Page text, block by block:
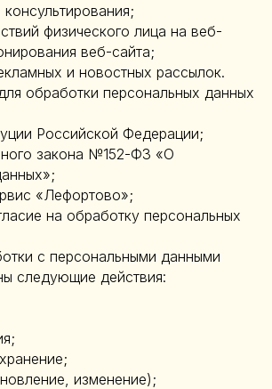
физического лица на веб-
веб-сайта;
и новостных рассылок.
обработки персональных данных
Российской Федерации;
закона №152-ФЗ «О
«Лефортово»;
на обработку персональных
с персональными данными
следующие действия:
изменение);